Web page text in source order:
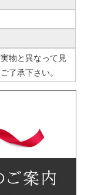
物と異なって見
了承下さい。